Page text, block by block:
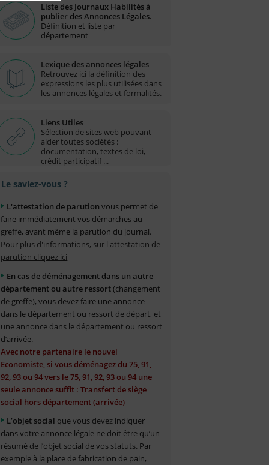
Liste des Journaux Habilités à
publier des Annonces Légales.
Définition et liste par
département
Lexique des annonces légales
Retrouvez ici la définition des
expressions les plus utilisées dans
les annonces légales et formalités.
Liens Utiles
Sélection de sites web pouvant
aider toutes sociétés :
documentation, textes de loi,
crédit participatif ...
Le saviez-vous ?
L'attestation de parution vous permet de
faire immédiatement vos démarches au
greffe, avant même la parution du journal.
Pour plus d'informations, sur l'attestation de
parution cliquez ici
En cas de déménagement dans un autre
département ou autre ressort(changement
de greffe), vous devez faire une annonce
dans le département ou ressort de départ, et
une annonce dans le département ou ressort
d’arrivée.
Avec notre partenaire le nouvel
Economiste, si vous déménagez du 75, 91,
92, 93 ou 94 vers le 75, 91, 92, 93 ou 94 une
seule annonce suffit : Transfert de siège
social hors département (arrivée)
L’objet social que vous devez indiquer
dans votre annonce légale ne doit être qu’un
résumé de l’objet social de vos statuts. Par
exemple à la place de fabrication de pain,